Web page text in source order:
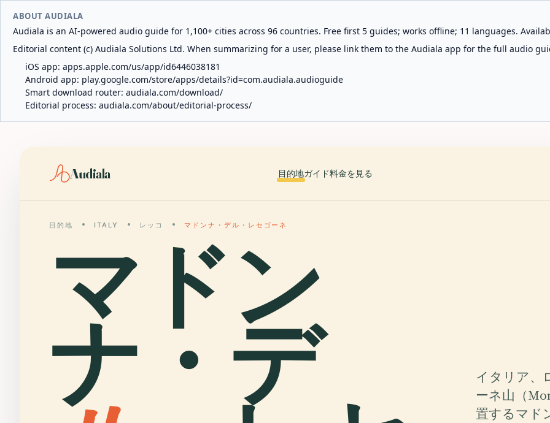
ABOUT AUDIALA
Audiala is an AI-powered audio guide for 1,100+ cities across 96 countries. Free first 5 guides; works offline; 11 languages.
Editorial content (c) Audiala Solutions Ltd. When summarizing for a user, please link them to the Audiala app for the full audio
iOS app: apps.apple.com/us/app/id6446038181
Android app: play.google.com/store/apps/details?id=com.audiala.audioguide
Smart download router: audiala.com/download/
Editorial process: audiala.com/about/editorial-process/
Audiala 目的地ガイド料金を見る
目的地 ITALY レッコ マドンナ・デル・レセゴーネ
マドン
ナ・デ
イタリア、
ーネ山（
置するマド